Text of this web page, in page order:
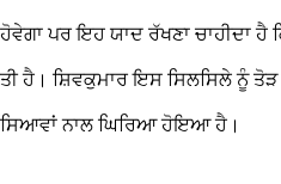
ਪਰ ਇਹ ਯਾਦ ਰੱਖਣਾ ਚਾਹੀਦਾ ਹੈ
ਹੈ। ਸ਼ਿਵਕੁਮਾਰ ਇਸ ਸਿਲਸਿਲੇ ਨੂੰ
ਨਾਲ ਘਿਰਿਆ ਹੋਇਆ ਹੈ।